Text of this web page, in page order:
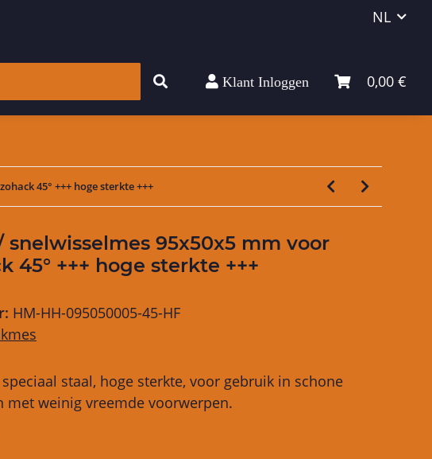
NL
Klant Inloggen 0,00 €
45° +++ hoge sterkte +++
snelwisselmes 95x50x5 mm voor
45° +++ hoge sterkte +++
HM-HH-095050005-45-HF
staal, hoge sterkte, voor gebruik in schone
met weinig vreemde voorwerpen.